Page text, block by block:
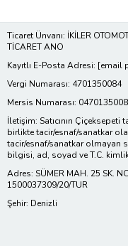
Ticaret Ünvanı: İKİLER
TİCARET ANO
Kayıtlı E-Posta Adresi: [email
Vergi Numarası: 4701350084
Mersis Numarası:
İletişim: Satıcının
birlikte tacir/esnaf/sanatkar
tacir/esnaf/sanatkar olmayan
bilgisi, ad, soyad ve T.C.
Adres: SÜMER MAH. 25 SK.
1500037309/20/TUR
Şehir: Denizli